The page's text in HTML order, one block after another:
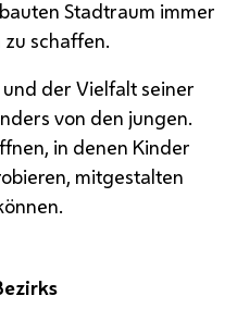
Stadtraum immer
schaffen.
der Vielfalt seiner
von den jungen.
in denen Kinder
mitgestalten